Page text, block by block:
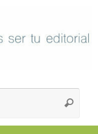
Buscar